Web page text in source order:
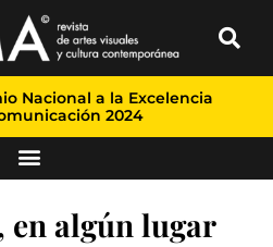
Nacional a la Excelencia
2024
en algún lugar